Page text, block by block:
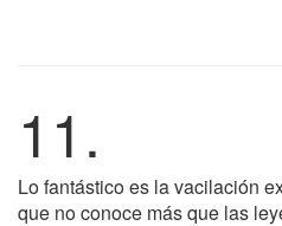
11.
Lo fantástico es la vacilación
que no conoce más que las